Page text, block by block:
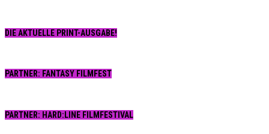
DIE AKTUELLE PRINT-AUSGABE!
PARTNER: FANTASY FILMFEST
PARTNER: HARD:LINE FILMFESTIVAL